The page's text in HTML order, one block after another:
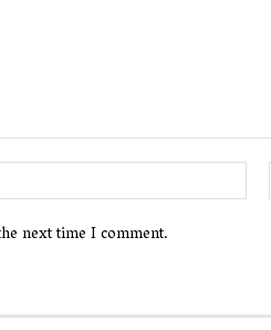
next time I comment.